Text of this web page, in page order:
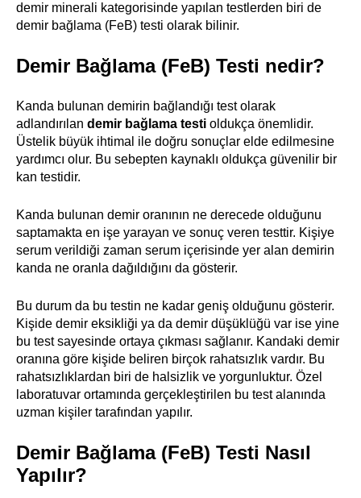
demir minerali kategorisinde yapılan testlerden biri de
demir bağlama (FeB) testi olarak bilinir.
Demir Bağlama (FeB) Testi nedir?
Kanda bulunan demirin bağlandığı test olarak
adlandırılan demir bağlama testi oldukça önemlidir.
Üstelik büyük ihtimal ile doğru sonuçlar elde edilmesine
yardımcı olur. Bu sebepten kaynaklı oldukça güvenilir bir
kan testidir.
Kanda bulunan demir oranının ne derecede olduğunu
saptamakta en işe yarayan ve sonuç veren testtir. Kişiye
serum verildiği zaman serum içerisinde yer alan demirin
kanda ne oranla dağıldığını da gösterir.
Bu durum da bu testin ne kadar geniş olduğunu gösterir.
Kişide demir eksikliği ya da demir düşüklüğü var ise yine
bu test sayesinde ortaya çıkması sağlanır. Kandaki demir
oranına göre kişide beliren birçok rahatsızlık vardır. Bu
rahatsızlıklardan biri de halsizlik ve yorgunluktur. Özel
laboratuvar ortamında gerçekleştirilen bu test alanında
uzman kişiler tarafından yapılır.
Demir Bağlama (FeB) Testi Nasıl
Yapılır?